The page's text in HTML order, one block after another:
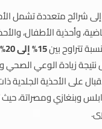
شرائح متعددة تشمل
وأحذية الأطفال،
تتراوح بين15% إلى 20% سنويًا
نتيجة زيادة الوعي
على الأحذية الجلدية
وبنغازي ومصراتة، حيث